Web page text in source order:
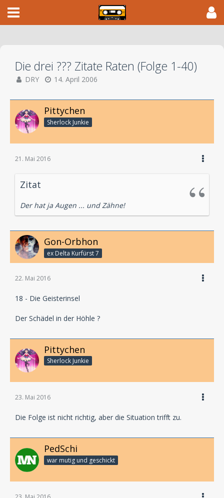
Die drei ??? Zitate Raten (Folge 1-40)
DRY 14. April 2006
Pittychen
Sherlock Junkie
21. Mai 2016
Zitat
Der hat ja Augen ... und Zähne!
Gon-Orbhon
ex Delta Kurfürst 7
22. Mai 2016
18 - Die Geisterinsel
Der Schädel in der Höhle ?
Pittychen
Sherlock Junkie
23. Mai 2016
Die Folge ist nicht richtig, aber die Situation trifft zu.
PedSchi
war mutig und geschickt